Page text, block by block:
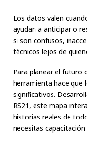
Los datos valen
ayudan a anticipar o
si son confusos,
técnicos lejos de
Para planear el futuro
herramienta hace que
significativos.
RS21, este mapa
historias reales de
necesitas capacitación